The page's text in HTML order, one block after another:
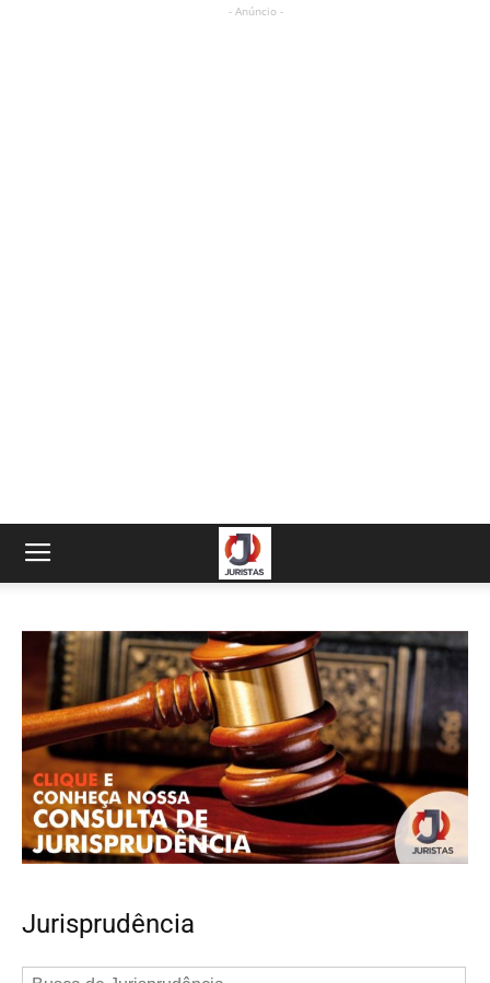
- Anúncio -
Jurisprudência